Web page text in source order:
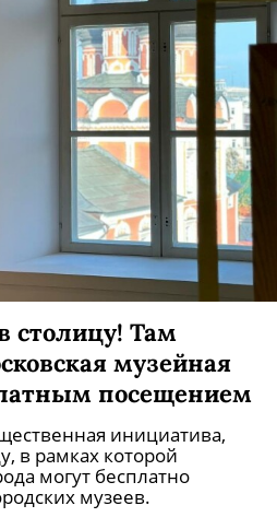
столицу! Там
музейная
посещением
инициатива,
в рамках которой
могут бесплатно
музеев.